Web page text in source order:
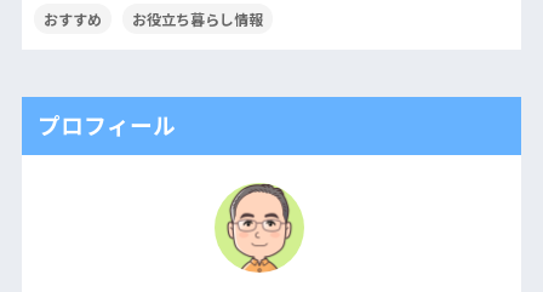
おすすめ お役立ち暮らし情報
プロフィール